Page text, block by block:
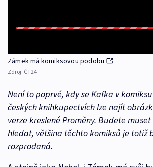
Zámek má komiksovou podobu
Zdroj: ČT24
Není to poprvé, kdy se Kafka v
českých knihkupectvích lze najít
verze kreslenéProměny. Budete
hledat, většina těchto komiksů je totiž
rozprodaná.